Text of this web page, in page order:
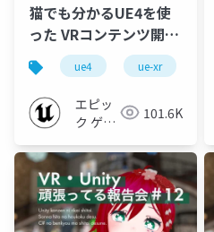
猫でも分かるUE4を使
った VRコンテンツ開発
超入門編 2021【VR
DOJO - Session &
Meetup For Creators-
#1】
ue4 ue-xr
エピッ
ク ゲー
ャパン
101.6K